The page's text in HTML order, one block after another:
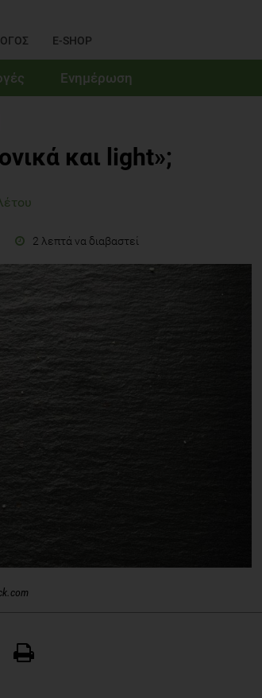
E-SHOP
Ενημέρωση
και light»;
2 λεπτά να διαβαστεί